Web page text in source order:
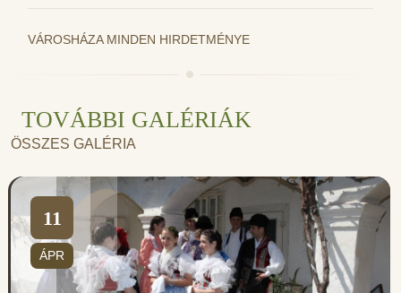
VÁROSHÁZA MINDEN HIRDETMÉNYE
TOVÁBBI GALÉRIÁK
ÖSSZES GALÉRIA
11
ÁPR